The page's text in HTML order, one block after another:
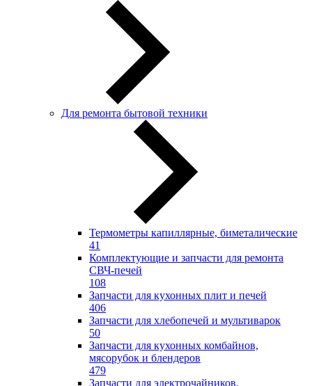
Для ремонта бытовой техники
Термометры капиллярные, биметалические
41
Комплектующие и запчасти для ремонта
СВЧ-печей
108
Запчасти для кухонных плит и печей
406
Запчасти для хлебопечей и мультиварок
50
Запчасти для кухонных комбайнов,
мясорубок и блендеров
479
Запчасти для электрочайников,